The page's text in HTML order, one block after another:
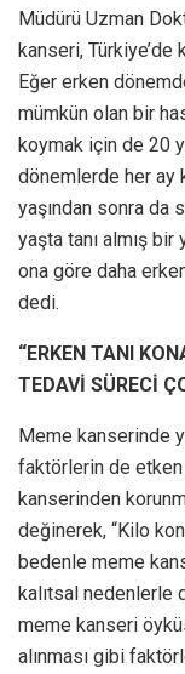
Müdürü Uzman
kanseri, Türkiye’de
Eğer erken
mümkün olan bir
koymak için de 20
dönemlerde her ay
yaşından sonra da
yaşta tanı almış bir
ona göre daha
dedi.
“ERKEN TANI
TEDAVİ SÜRECİ
Meme kanserinde
faktörlerin de etken
kanserinden
değinerek, “Kilo
bedenle meme
kalıtsal nedenlerle
meme kanseri
alınması gibi